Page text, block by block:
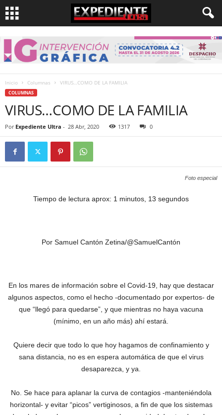
Inicio Columnas VIRUS…COMO DE LA FAMILIA
COLUMNAS
VIRUS…COMO DE LA FAMILIA
Por Expediente Ultra - 28 Abr, 2020 1317 0
Foto especial
Tiempo de lectura aprox: 1 minutos, 13 segundos
Por Samuel Cantón Zetina/@SamuelCantón
En los mares de información sobre el Covid-19, hay que destacar
algunos aspectos, como el hecho -documentado por expertos- de
que “llegó para quedarse”, y que mientras no haya vacuna
(mínimo, en un año más) ahí estará.
Quiere decir que todo lo que hoy hagamos de confinamiento y
sana distancia, no es en espera automática de que el virus
desaparezca, y ya.
No. Se hace para aplanar la curva de contagios -manteniéndola
horizontal- y evitar “picos” vertiginosos, a fin de que los sistemas